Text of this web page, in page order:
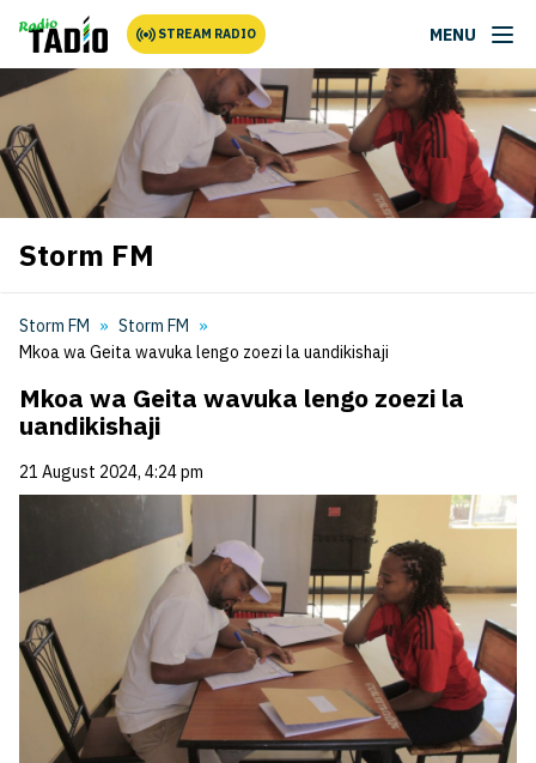
STREAM RADIO MENU
Storm FM
Storm FM
Storm FM
Mkoa wa Geita wavuka lengo zoezi la uandikishaji
Mkoa wa Geita wavuka lengo zoezi la
uandikishaji
21 August 2024, 4:24 pm